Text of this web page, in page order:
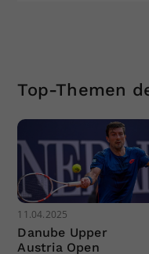
Top-Themen
11.04.2025
Danube Upper
Austria Open